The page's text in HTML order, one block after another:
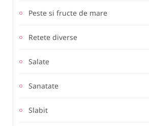
Peste si fructe de mare
Retete diverse
Salate
Sanatate
Slabit